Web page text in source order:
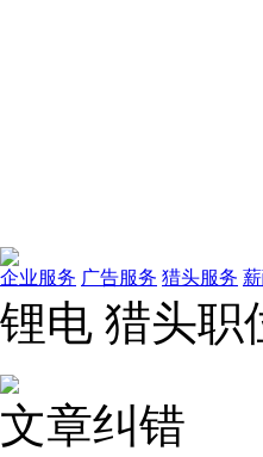
企业服务 广告服务 猎头服务
锂电 猎头职
文章纠错